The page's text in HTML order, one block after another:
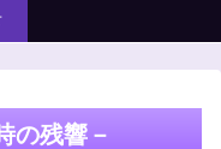
の残響－